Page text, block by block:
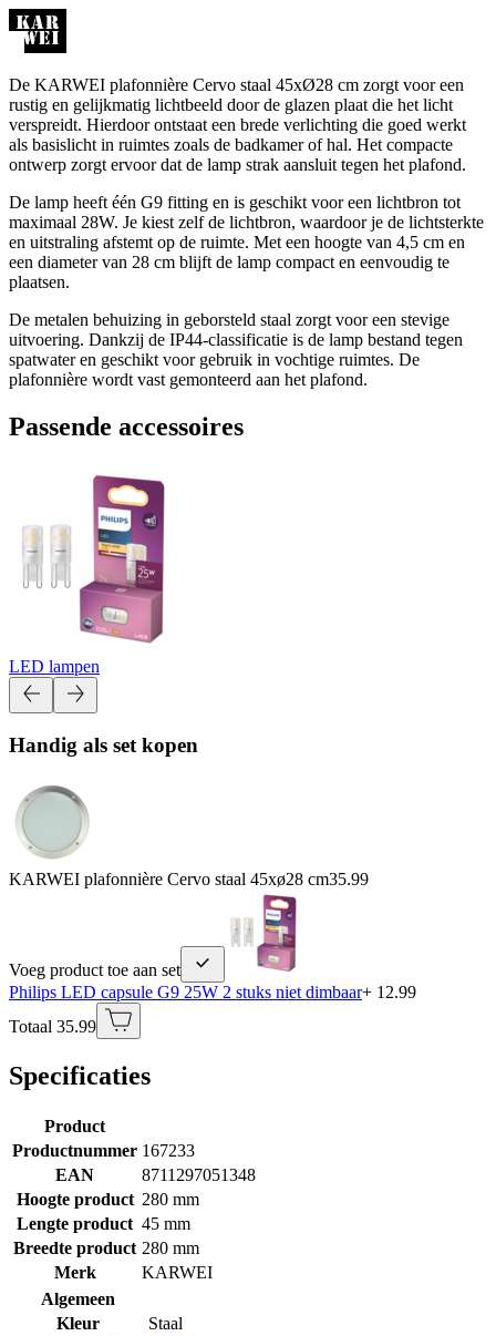
De KARWEI plafonnière Cervo staal 45xØ28 cm zorgt voor een
rustig en gelijkmatig lichtbeeld door de glazen plaat die het licht
verspreidt. Hierdoor ontstaat een brede verlichting die goed werkt
als basislicht in ruimtes zoals de badkamer of hal. Het compacte
ontwerp zorgt ervoor dat de lamp strak aansluit tegen het plafond.
De lamp heeft één G9 fitting en is geschikt voor een lichtbron tot
maximaal 28W. Je kiest zelf de lichtbron, waardoor je de lichtsterkte
en uitstraling afstemt op de ruimte. Met een hoogte van 4,5 cm en
een diameter van 28 cm blijft de lamp compact en eenvoudig te
plaatsen.
De metalen behuizing in geborsteld staal zorgt voor een stevige
uitvoering. Dankzij de IP44-classificatie is de lamp bestand tegen
spatwater en geschikt voor gebruik in vochtige ruimtes. De
plafonnière wordt vast gemonteerd aan het plafond.
Passende accessoires
LED lampen
Handig als set kopen
KARWEI plafonnière Cervo staal 45xø28 cm35.99
Voeg product toe aan set
Philips LED capsule G9 25W 2 stuks niet dimbaar+ 12.99
Totaal 35.99
Specificaties
Product
Productnummer 167233
EAN
8711297051348
Hoogte product 280 mm
Lengte product 45 mm
Breedte product 280 mm
Merk
KARWEI
Algemeen
Kleur
Staal